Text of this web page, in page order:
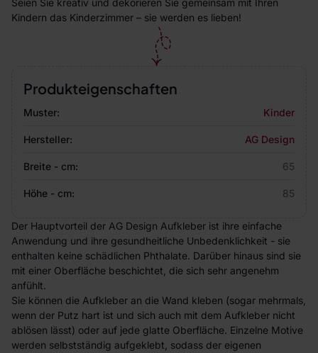
Seien Sie kreativ und dekorieren Sie gemeinsam mit Ihren
Kindern das Kinderzimmer – sie werden es lieben!
Produkteigenschaften
Muster: Kinder
Hersteller: AG Design
Breite - cm: 65
Höhe - cm: 85
Der Hauptvorteil der AG Design Aufkleber ist ihre einfache
Anwendung und ihre gesundheitliche Unbedenklichkeit - sie
enthalten keine schädlichen Phthalate. Darüber hinaus sind sie
mit einer Oberfläche beschichtet, die sich sehr angenehm
anfühlt.
Sie können die Aufkleber an die Wand kleben (sogar mehrmals,
wenn der Putz hart ist und sich auch mit dem Aufkleber nicht
ablösen lässt) oder auf jede glatte Oberfläche. Einzelne Motive
werden selbstständig aufgeklebt, sodass der eigenen